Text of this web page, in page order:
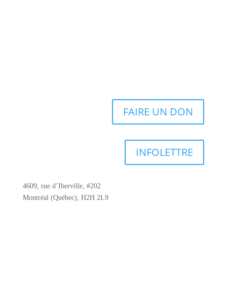
FAIRE UN DON
INFOLETTRE
4609, rue d’Iberville, #202
Montréal (Québec), H2H 2L9